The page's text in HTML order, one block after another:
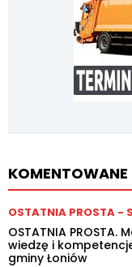
KOMENTOWANE
OSTATNIA PROSTA -
OSTATNIA
wiedzę i
gminy Łoniów